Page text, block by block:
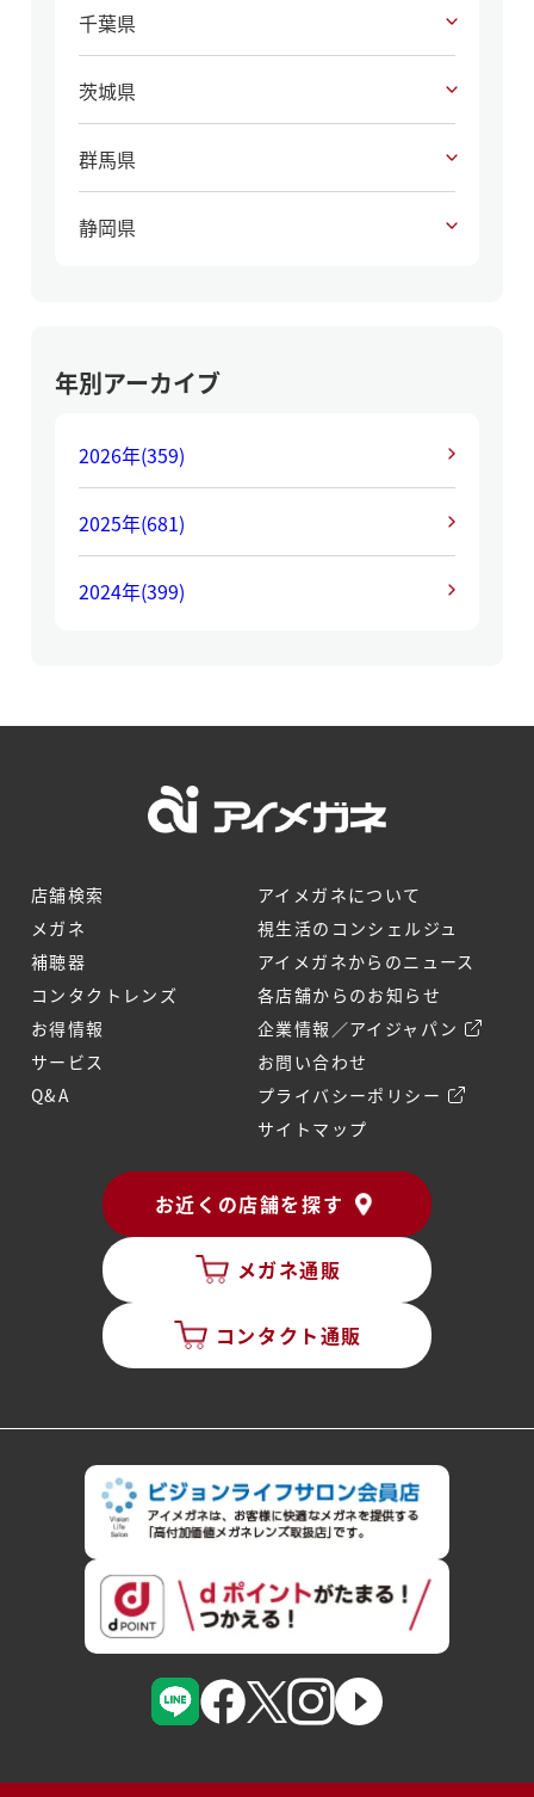
千葉県
茨城県
群馬県
静岡県
年別アーカイブ
2026年(359)
2025年(681)
2024年(399)
店舗検索
メガネ
補聴器
コンタクトレンズ
お得情報
サービス
Q&A
アイメガネについて
視生活のコンシェルジュ
アイメガネからのニュース
各店舗からのお知らせ
企業情報／アイジャパン
お問い合わせ
プライバシーポリシー
サイトマップ
お近くの店舗を探す
メガネ通販
コンタクト通販